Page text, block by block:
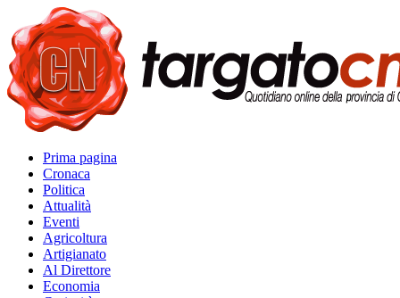
Prima pagina
Cronaca
Politica
Attualità
Eventi
Agricoltura
Artigianato
Al Direttore
Economia